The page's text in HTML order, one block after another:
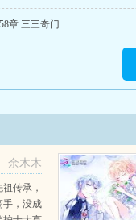
章 三三奇门
余木木
传承，
手，没成